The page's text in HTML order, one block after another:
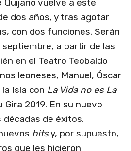
Quijano vuelve a este
dos años, y tras agotar
con dos funciones. Serán
septiembre, a partir de las
en el Teatro Teobaldo
leoneses, Manuel, Óscar
Isla con La Vida no es La
2019. En su nuevo
décadas de éxitos,
hitsy, por supuesto,
que les hicieron